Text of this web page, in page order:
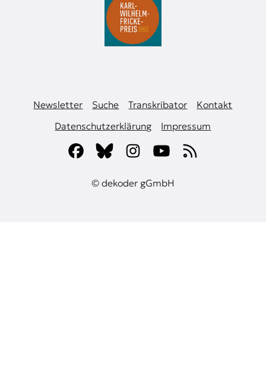
Newsletter Suche Transkribator
Kontakt
Datenschutzerklärung
Impressum
© dekoder gGmbH